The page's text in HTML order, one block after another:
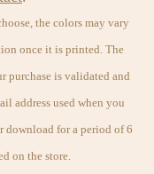
the colors may vary
once it is printed. The
purchase is validated and
address used when you
download for a period of 6
on the store.